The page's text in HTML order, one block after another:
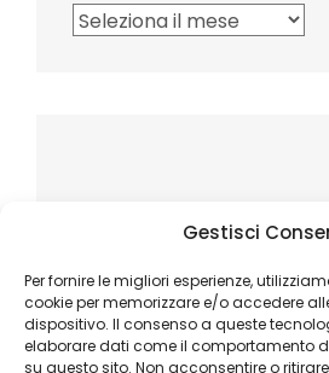
Gestisci
Per fornire le migliori esperienze,
cookie per memorizzare e/o accedere
dispositivo. Il consenso a queste
elaborare dati come il comportamento
su questo sito. Non acconsentire o
Archivi